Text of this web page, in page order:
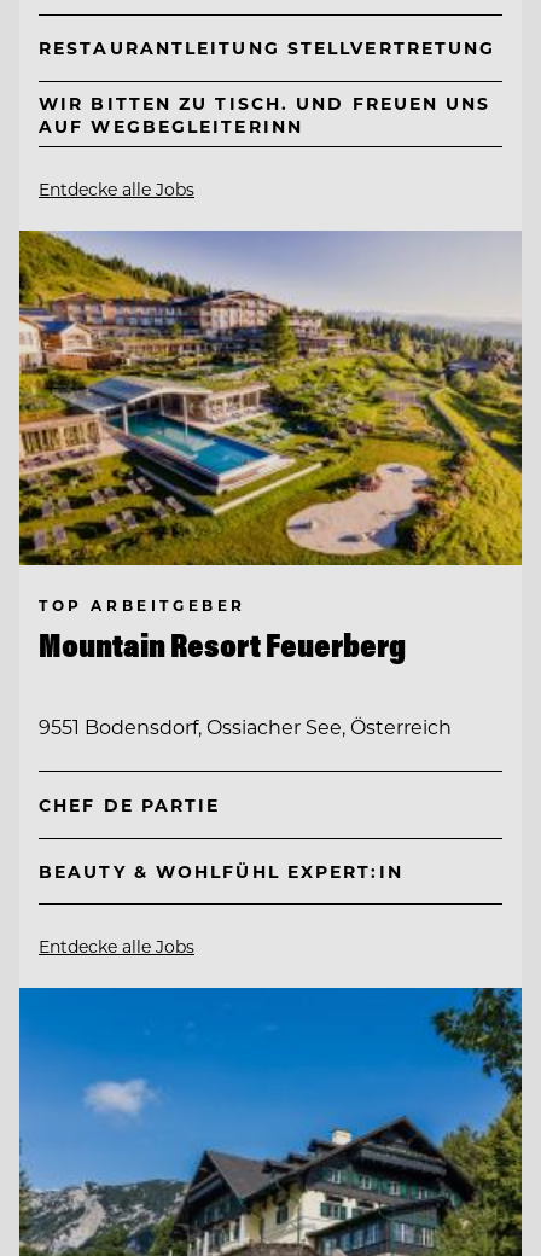
RESTAURANTLEITUNG STELLVERTRETUNG
WIR BITTEN ZU TISCH. UND FREUEN UNS
AUF WEGBEGLEITERINN
Entdecke alle Jobs
TOP ARBEITGEBER
Mountain Resort Feuerberg
9551 Bodensdorf, Ossiacher See, Österreich
CHEF DE PARTIE
BEAUTY & WOHLFÜHL EXPERT:IN
Entdecke alle Jobs